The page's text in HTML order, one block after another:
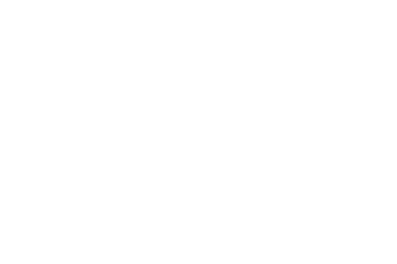
Infektionen
sein. Die Infektion
hohem
Infektion. In wenigen
Zustand des
mutiert,
wie